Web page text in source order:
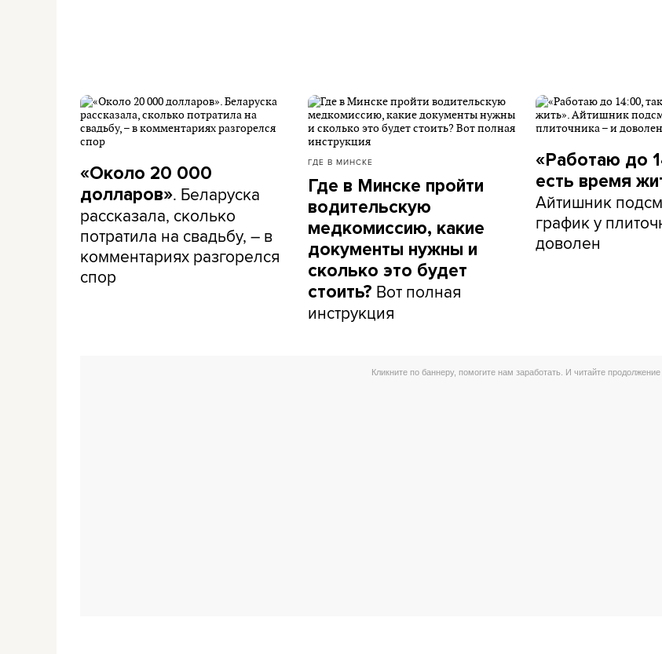
«Около 20 000
долларов». Беларуска
рассказала, сколько
потратила на свадьбу, – в
комментариях разгорелся
спор
ГДЕ В МИНСКЕ
Где в Минске пройти
водительскую
медкомиссию, какие
документы нужны и
сколько это будет
стоить? Вот полная
инструкция
«Работаю до
есть время
Айтишник
график у
доволен